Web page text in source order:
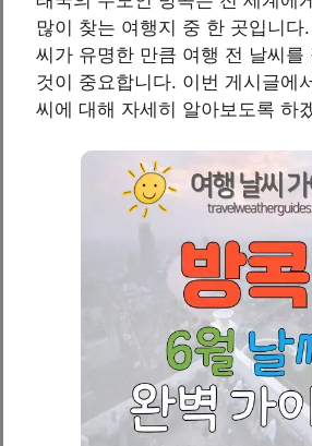
많이 찾는 여행지 중 한 곳입니다
씨가 유명한 만큼 여행 전 날씨를
것이 중요합니다. 이번 게시글에
씨에 대해 자세히 알아보도록 하